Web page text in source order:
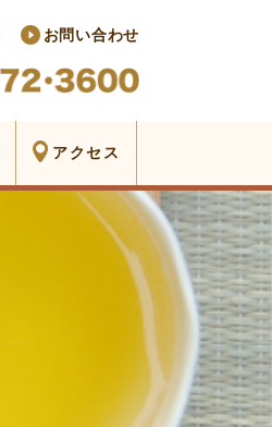
お問い合わせ
アクセス